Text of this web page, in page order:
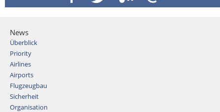
News
Überblick
Priority
Airlines
Airports
Flugzeugbau
Sicherheit
Organisation